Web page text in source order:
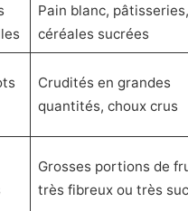
Pain blanc, pâtisseries,
céréales sucrées
Crudités en grandes
quantités, choux crus
Grosses portions de
très fibreux ou très